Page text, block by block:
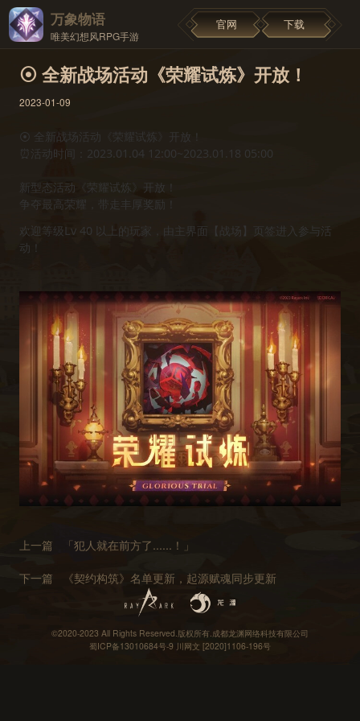
万象物语
唯美幻想风RPG手游
官网 下载
⦿ 全新战场活动《荣耀试炼》开放！
2023-01-09
⦿ 全新战场活动《荣耀试炼》开放！
⏰活动时间：2023.01.04 12:00~2023.01.18 05:00
新型态活动《荣耀试炼》开放！
争夺最高荣耀，带走丰厚奖励！
欢迎等级Lv 40 以上的玩家，由主界面【战场】页签进入参与活
动！
上一篇 「犯人就在前方了......！」
下一篇 《契约构筑》名单更新，起源赋魂同步更新
©2020-2023 All Rights Reserved.版权所有.成都龙渊网络科技有限公司
蜀ICP备13010684号-9 川网文 [2020]1106-196号